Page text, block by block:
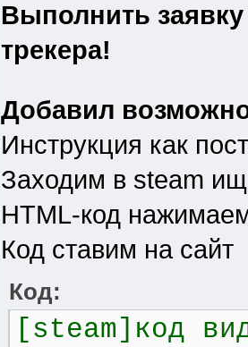
Выполнить
трекера!
Добавил
Инструкция как
Заходим в steam
HTML-код
Код ставим на сайт
Код:
[steam]код